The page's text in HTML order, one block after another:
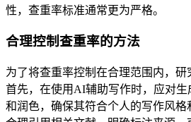
性，查重率标准通常更为严格。
合理控制查重率的方法
为了将查重率控制在合理范围内，研
首先，在使用AI辅助写作时，应对
和润色，确保其符合个人的写作风格